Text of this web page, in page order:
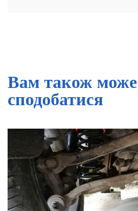
Вам також може
сподобатися